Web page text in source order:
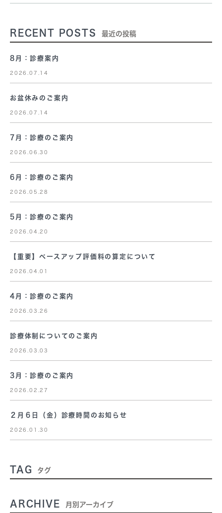
RECENT POSTS 最近の投稿
8月：診療案内
2026.07.14
お盆休みのご案内
2026.07.14
7月：診療のご案内
2026.06.30
6月：診療のご案内
2026.05.28
5月：診療のご案内
2026.04.20
【重要】ベースアップ評価料の算定について
2026.04.01
4月：診療のご案内
2026.03.26
診療体制についてのご案内
2026.03.03
3月：診療のご案内
2026.02.27
２月６日（金）診療時間のお知らせ
2026.01.30
TAG タグ
ARCHIVE 月別アーカイブ